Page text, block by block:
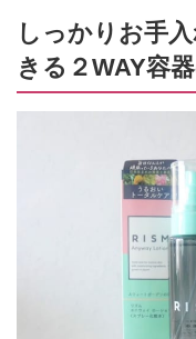
しっかりお手
きる２WAY容